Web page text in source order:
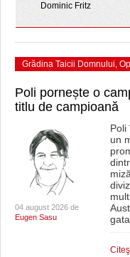
Dominic Fritz
Grădina Taicii Domnului,
Poli pornește o
titlu de campioană
04 august 2026 de
Eugen Sasu
Poli
un